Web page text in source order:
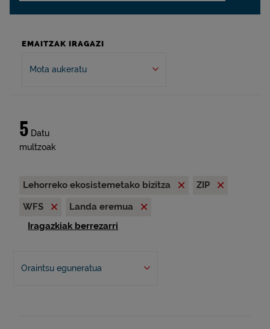
EMAITZAK IRAGAZI
Mota aukeratu
5 Datu
multzoak
Lehorreko ekosistemetako bizitza
ZIP
WFS
Landa eremua
Iragazkiak berrezarri
Oraintsu eguneratua